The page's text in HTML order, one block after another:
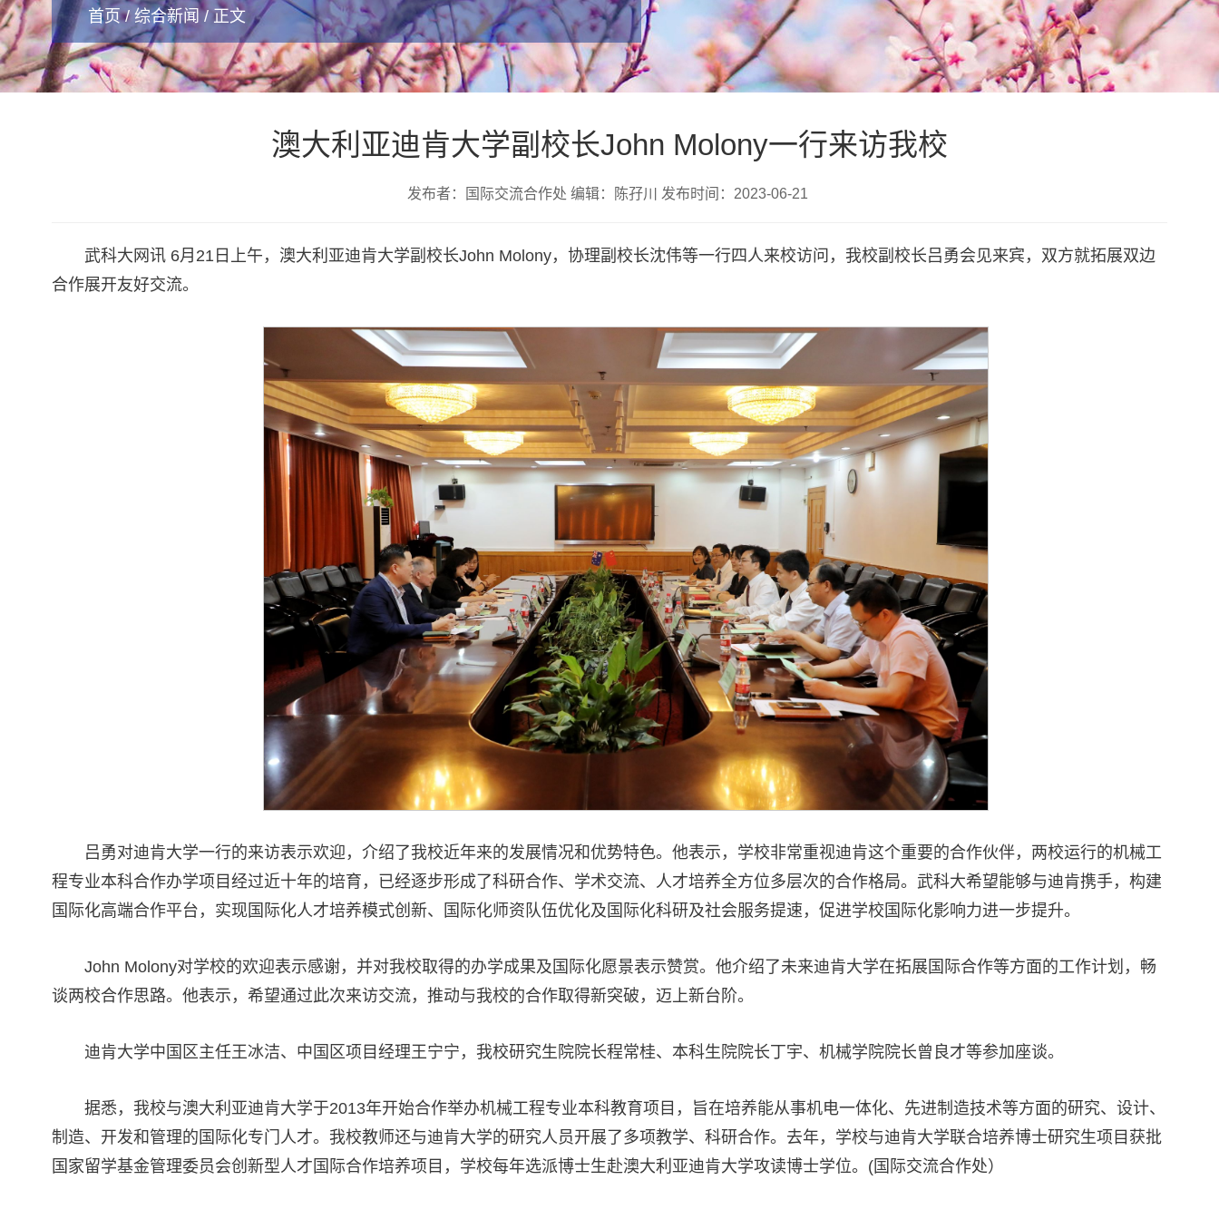
首页/ 综合新闻 / 正文
澳大利亚迪肯大学副校长John Molony一行来访我校
发布者：国际交流合作处 编辑：陈孖川 发布时间：2023-06-21
武科大网讯 6月21日上午，澳大利亚迪肯大学副校长John Molony，协理副校长沈伟等一行四人来校访问，我校副校长吕勇会见来宾，双方就拓展双边
合作展开友好交流。
吕勇对迪肯大学一行的来访表示欢迎，介绍了我校近年来的发展情况和优势特色。他表示，学校非常重视迪肯这个重要的合作伙伴，两校运行的机械工
程专业本科合作办学项目经过近十年的培育，已经逐步形成了科研合作、学术交流、人才培养全方位多层次的合作格局。武科大希望能够与迪肯携手，构建
国际化高端合作平台，实现国际化人才培养模式创新、国际化师资队伍优化及国际化科研及社会服务提速，促进学校国际化影响力进一步提升。
John Molony对学校的欢迎表示感谢，并对我校取得的办学成果及国际化愿景表示赞赏。他介绍了未来迪肯大学在拓展国际合作等方面的工作计划，畅
谈两校合作思路。他表示，希望通过此次来访交流，推动与我校的合作取得新突破，迈上新台阶。
迪肯大学中国区主任王冰洁、中国区项目经理王宁宁，我校研究生院院长程常桂、本科生院院长丁宇、机械学院院长曾良才等参加座谈。
据悉，我校与澳大利亚迪肯大学于2013年开始合作举办机械工程专业本科教育项目，旨在培养能从事机电一体化、先进制造技术等方面的研究、设计、
制造、开发和管理的国际化专门人才。我校教师还与迪肯大学的研究人员开展了多项教学、科研合作。去年，学校与迪肯大学联合培养博士研究生项目获批
国家留学基金管理委员会创新型人才国际合作培养项目，学校每年选派博士生赴澳大利亚迪肯大学攻读博士学位。(国际交流合作处）